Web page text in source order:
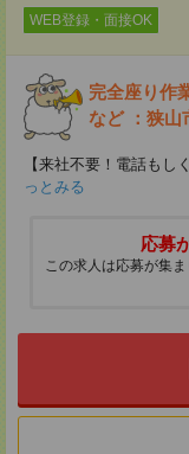
WEB登録・面接OK
完全座り作
など ：狭山
【来社不要！電話も
っとみる
応募
この求人は応募が集